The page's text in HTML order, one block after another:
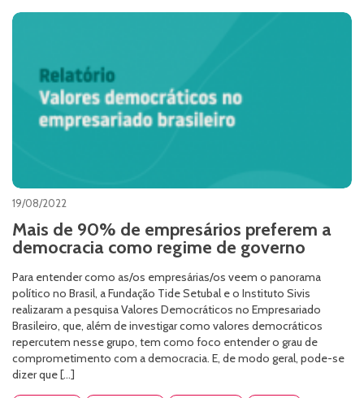
19/08/2022
Mais de 90% de empresários preferem a
democracia como regime de governo
Para entender como as/os empresárias/os veem o panorama
político no Brasil, a Fundação Tide Setubal e o Instituto Sivis
realizaram a pesquisa Valores Democráticos no Empresariado
Brasileiro, que, além de investigar como valores democráticos
repercutem nesse grupo, tem como foco entender o grau de
comprometimento com a democracia. E, de modo geral, pode-se
dizer que […]